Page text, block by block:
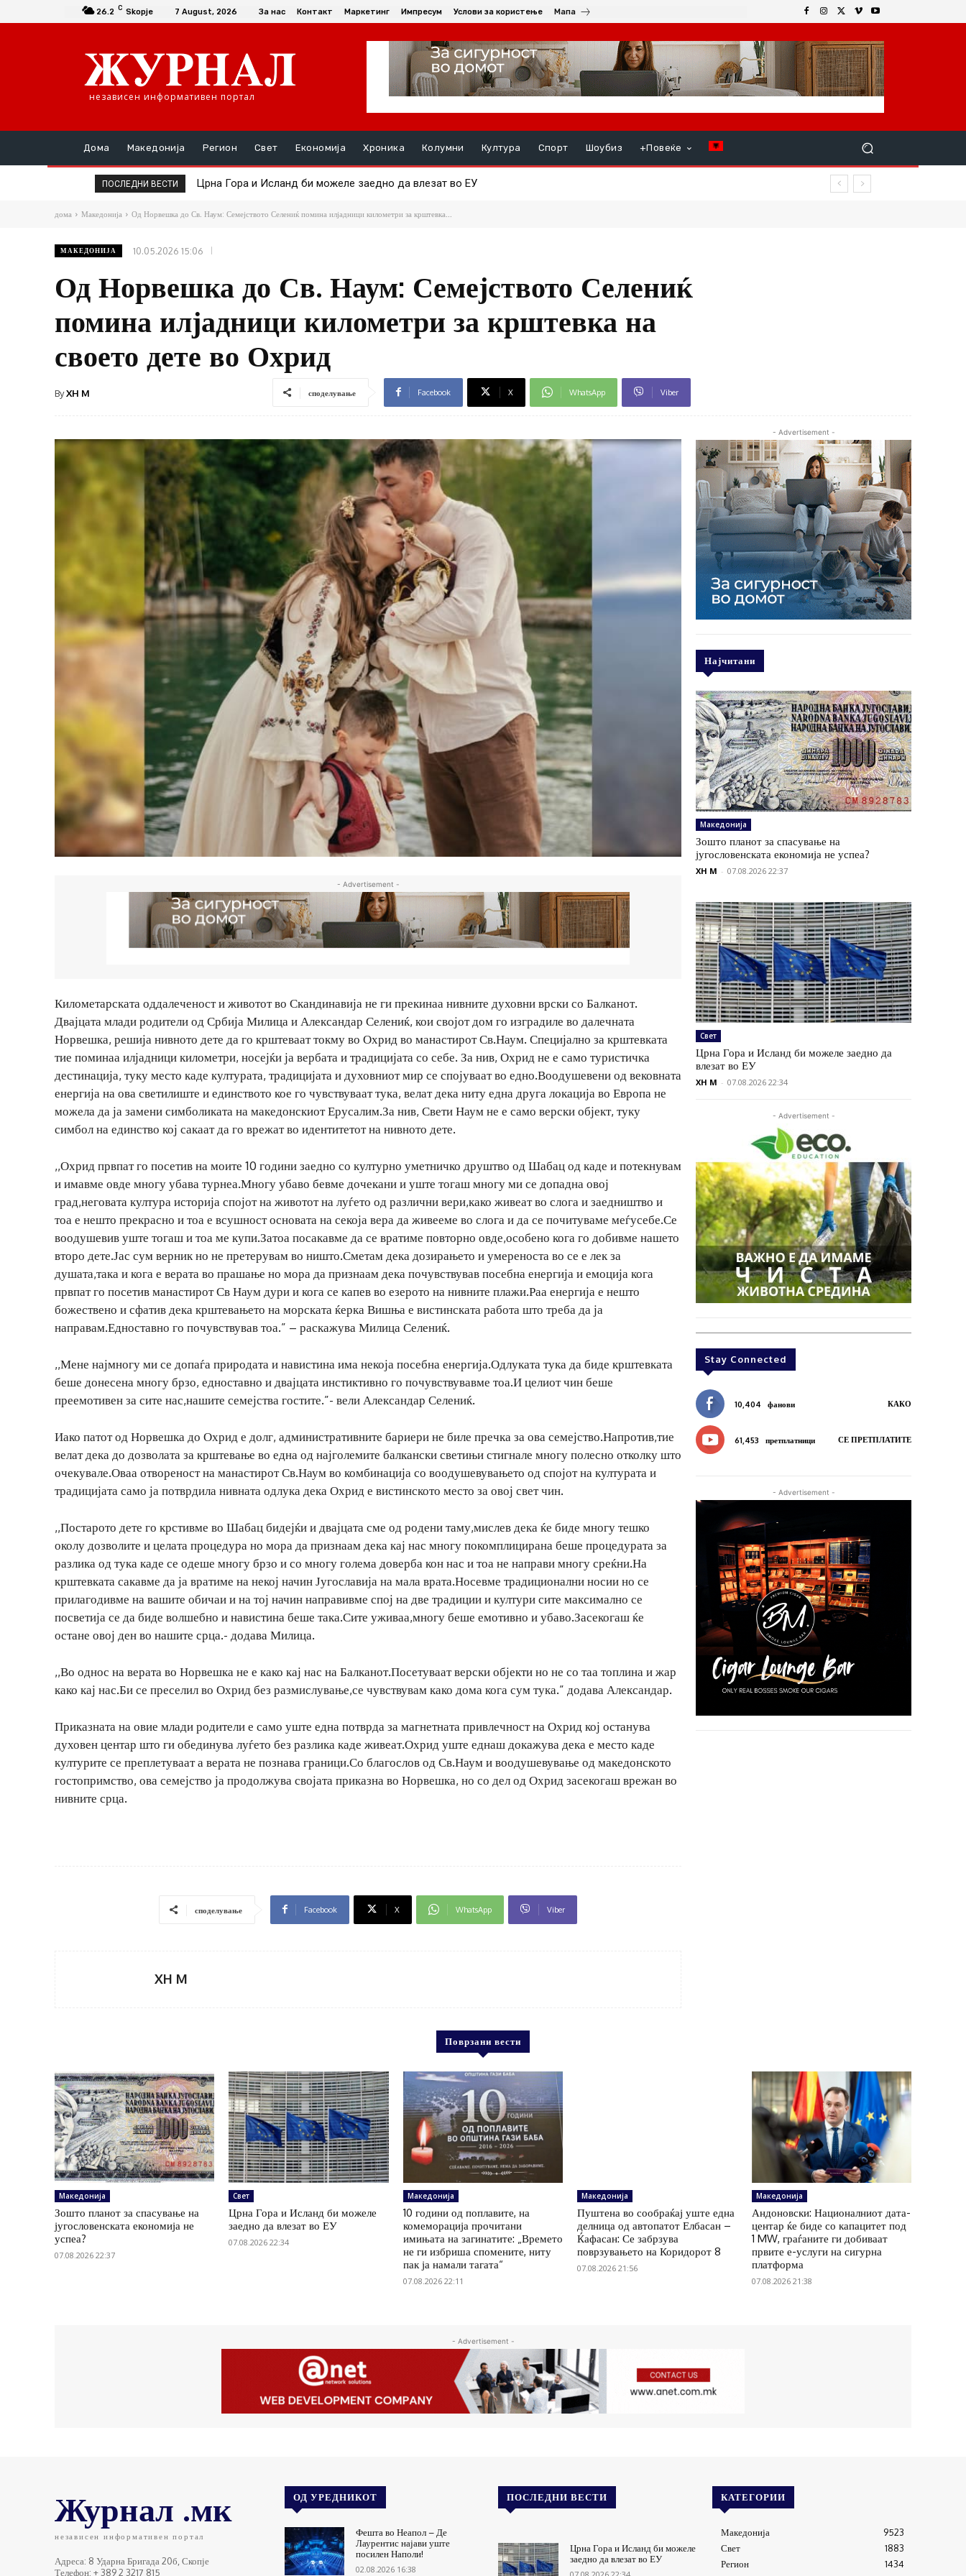
26.2 C Skopje 7 August, 2026 За нас Контакт Маркетинг Импресум Услови за користење Мапа
независен информативен портал
Дома Македонија Регион Свет Економија Хроника Колумни Култура Спорт Шоубиз +Повеќе
ПОСЛЕДНИ ВЕСТИ Црна Гора и Исланд би можеле заедно да влезат во ЕУ
10 години од поплавите, на комеморација прочитани имињата на загинатите: „Времето не ги избриша спомените, ниту
дома Македонија Од Норвешка до Св. Наум: Семејството Селениќ помина илјадници километри за крштевка...
МАКЕДОНИЈА 10.05.2026 15:06
Од Норвешка до Св. Наум: Семејството Селениќ
помина илјадници километри за крштевка на
своето дете во Охрид
ByXH M споделување Facebook X WhatsApp Viber
- Advertisement -
Километарската оддалеченост и животот во Скандинавија не ги прекинаа нивните духовни врски со Балканот.
Двајцата млади родители од Србија Милица и Александар Селениќ, кои својот дом го изградиле во далечната
Норвешка, решија нивното дете да го крштеваат токму во Охрид во манастирот Св.Наум. Специјално за крштевката
тие поминаа илјадници километри, носејќи ја вербата и традицијата со себе. За нив, Охрид не е само туристичка
дестинација, туку место каде културата, традицијата и духовниот мир се спојуваат во едно.Воодушевени од вековната
енергија на ова светилиште и единството кое го чувствуваат тука, велат дека ниту една друга локација во Европа не
можела да ја замени симболиката на македонскиот Ерусалим.За нив, Свети Наум не е само верски објект, туку
симбол на единство кој сакаат да го врежат во идентитетот на нивното дете.
,,Охрид првпат го посетив на моите 10 години заедно со културно уметничко друштво од Шабац од каде и потекнувам
и имавме овде многу убава турнеа.Многу убаво бевме дочекани и уште тогаш многу ми се допадна овој
град,неговата култура историја спојот на животот на луѓето од различни вери,како живеат во слога и заедништво и
тоа е нешто прекрасно и тоа е всушност основата на секоја вера да живееме во слога и да се почитуваме меѓусебе.Се
воодушевив уште тогаш и тоа ме купи.Затоа посакавме да се вратиме повторно овде,особено кога го добивме нашето
второ дете.Јас сум верник но не претерувам во ништо.Сметам дека дозирањето и умереноста во се е лек за
душата,така и кога е верата во прашање но мора да признаам дека почувствував посебна енергија и емоција кога
првпат го посетив манастирот Св Наум дури и кога се капев во езерото на нивните плажи.Раа енергија е нешто
божествено и сфатив дека крштевањето на морската ќерка Вишња е вистинската работа што треба да ја
направам.Едноставно го почувствував тоа.” – раскажува Милица Селениќ.
,,Мене најмногу ми се допаѓа природата и навистина има некоја посебна енергија.Одлуката тука да биде крштевката
беше донесена многу брзо, едноставно и двајцата инстиктивно го почувствувавме тоа.И целиот чин беше
преемотивен за сите нас,нашите семејства гостите.”- вели Александар Селениќ.
Иако патот од Норвешка до Охрид е долг, административните бариери не биле пречка за ова семејство.Напротив,тие
велат дека до дозволата за крштевање во една од најголемите балкански светињи стигнале многу полесно отколку што
очекувале.Оваа отвореност на манастирот Св.Наум во комбинација со воодушевувањето од спојот на културата и
традицијата само ја потврдила нивната одлука дека Охрид е вистинското место за овој свет чин.
,,Постарото дете го крстивме во Шабац бидејќи и двајцата сме од родени таму,мислев дека ќе биде многу тешко
околу дозволите и целата процедура но мора да признаам дека кај нас многу покомплицирана беше процедурата за
разлика од тука каде се одеше многу брзо и со многу голема доверба кон нас и тоа не направи многу среќни.На
крштевката сакавме да ја вратиме на некој начин Југославија на мала врата.Носевме традиционални носии но се
прилагодивме на вашите обичаи и на тој начин направивме спој на две традиции и култури сите максимално се
посветија се да биде волшебно и навистина беше така.Сите уживаа,многу беше емотивно и убаво.Засекогаш ќе
остане овој ден во нашите срца.- додава Милица.
,,Во однос на верата во Норвешка не е како кај нас на Балканот.Посетуваат верски објекти но не со таа топлина и жар
како кај нас.Би се преселил во Охрид без размислување,се чувствувам како дома кога сум тука.” додава Александар.
Приказната на овие млади родители е само уште една потврда за магнетната привлечност на Охрид кој останува
духовен центар што ги обединува луѓето без разлика каде живеат.Охрид уште еднаш докажува дека е место каде
културите се преплетуваат а верата не познава граници.Со благослов од Св.Наум и воодушевување од македонското
гостопримство, ова семејство ја продолжува својата приказна во Норвешка, но со дел од Охрид засекогаш врежан во
нивните срца.
споделување Facebook X WhatsApp Viber
XH M
- Advertisement -
Најчитани
Македонија
Зошто планот за спасување на
југословенската економија не успеа?
XH M - 07.08.2026 22:37
Свет
Црна Гора и Исланд би можеле заедно да
влезат во ЕУ
XH M - 07.08.2026 22:34
- Advertisement -
Stay Connected
10,404 фанови КАКО
61,453 претплатници СЕ ПРЕТПЛАТИТЕ
- Advertisement -
Поврзани вести
Македонија
Зошто планот за спасување на
југословенската економија не
успеа?
07.08.2026 22:37
Свет
Црна Гора и Исланд би можеле
заедно да влезат во ЕУ
07.08.2026 22:34
Македонија
10 години од поплавите, на
комеморација прочитани
имињата на загинатите: „Времето
не ги избриша спомените, ниту
пак ја намали тагата“
07.08.2026 22:11
Македонија
Пуштена во сообраќај уште една
делница од автопатот Елбасан –
Ќафасан: Се забрзува
поврзувањето на Коридорот 8
07.08.2026 21:56
Македонија
Андоновски: Националниот дата-
центар ќе биде со капацитет под
1 MW, граѓаните ги добиваат
првите е-услуги на сигурна
платформа
07.08.2026 21:38
- Advertisement -
Журнал .мк
независен информативен портал
Адреса: 8 Ударна Бригада 20б, Скопје
Телефон: + 389 2 3217 815
ОД УРЕДНИКОТ
Фешта во Неапол – Де
Лаурентис најави уште
посилен Наполи!
02.08.2026 16:38
ПОСЛЕДНИ ВЕСТИ
Црна Гора и Исланд би можеле
заедно да влезат во ЕУ
КАТЕГОРИИ
Македонија
9523
Свет
1883
Регион
1434